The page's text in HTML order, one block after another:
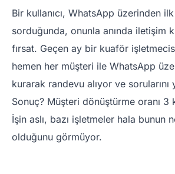
Bir kullanıcı, WhatsApp üzerinden
sorduğunda, onunla anında iletişim
fırsat. Geçen ay bir kuaför
hemen her müşteri ile WhatsApp
kurarak randevu alıyor ve sorularını
Sonuç? Müşteri dönüştürme oranı 3
İşin aslı, bazı işletmeler hala bunun
olduğunu görmüyor.